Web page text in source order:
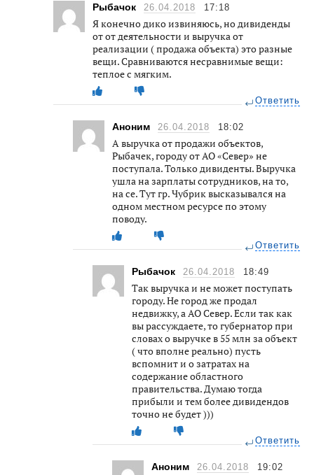
Рыбачок 26.04.2018 17:18
Я конечно дико извиняюсь, но дивиденды
от от деятельности и выручка от
реализации ( продажа объекта) это разные
вещи. Сравниваются несравнимые вещи:
теплое с мягким.
Ответить
Аноним 26.04.2018 18:02
А выручка от продажи объектов,
Рыбачек, городу от АО «Север» не
поступала. Только дивиденты. Выручка
ушла на зарплаты сотрудников, на то,
на се. Тут гр. Чубрик высказывался на
одном местном ресурсе по этому
поводу.
Ответить
Рыбачок 26.04.2018 18:49
Так выручка и не может поступать
городу. Не город же продал
недвижку, а АО Север. Если так как
вы рассуждаете, то губернатор при
словах о выручке в 55 млн за объект
( что вполне реально) пусть
вспомнит и о затратах на
содержание областного
правительства. Думаю тогда
прибыли и тем более дивидендов
точно не будет )))
Ответить
Аноним 26.04.2018 19:02